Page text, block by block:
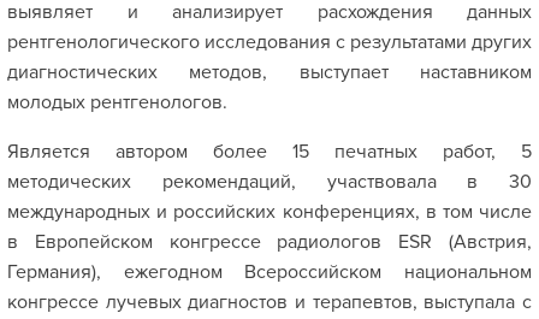
выявляет и анализирует расхождения данных
рентгенологического исследования с результатами других
диагностических методов, выступает наставником
молодых рентгенологов.
Является автором более 15 печатных работ, 5
методических рекомендаций, участвовала в 30
международных и российских конференциях, в том числе
в Европейском конгрессе радиологов ESR (Австрия,
Германия), ежегодном Всероссийском национальном
конгрессе лучевых диагностов и терапевтов, выступала с